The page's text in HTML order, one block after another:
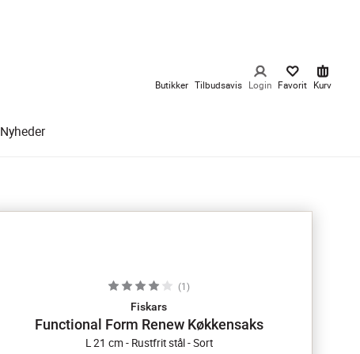
Butikker Tilbudsavis Login Favorit Kurv
Nyheder
(1 )
Fiskars
Functional Form Renew Køkkensaks
L 21 cm - Rustfrit stål - Sort